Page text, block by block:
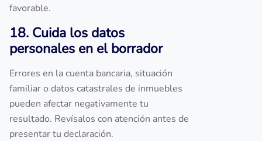
favorable.
18. Cuida los datos
personales en el borrador
Errores en la cuenta bancaria, situación
familiar o datos catastrales de inmuebles
pueden afectar negativamente tu
resultado. Revísalos con atención antes de
presentar tu declaración.